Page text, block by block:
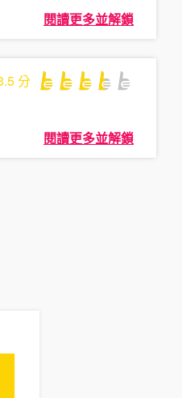
閱讀更多並解鎖
分
閱讀更多並解鎖